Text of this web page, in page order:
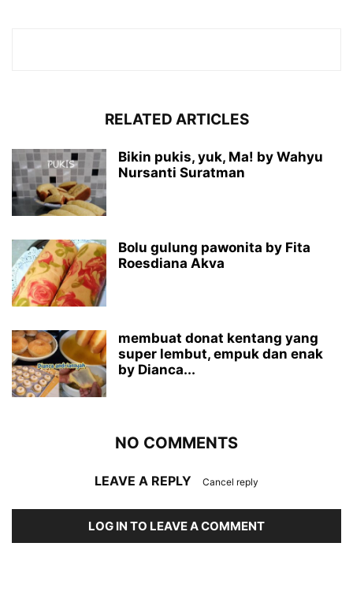
RELATED ARTICLES
Bikin pukis, yuk, Ma! by Wahyu
Nursanti Suratman
Bolu gulung pawonita by Fita
Roesdiana Akva
membuat donat kentang yang
super lembut, empuk dan enak
by Dianca...
NO COMMENTS
LEAVE A REPLY Cancel reply
LOG IN TO LEAVE A COMMENT